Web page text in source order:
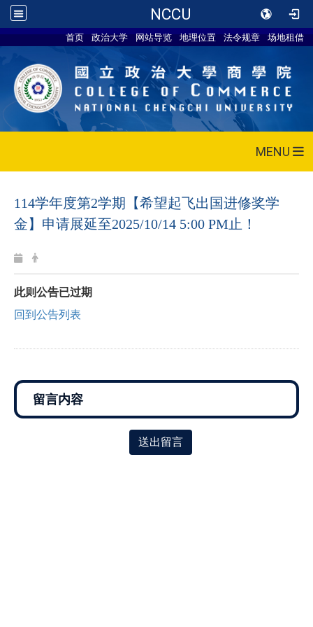
NCCU
首页 政治大学 网站导览 地理位置 法令规章 场地租借
MENU
114学年度第2学期【希望起飞出国进修奖学
金】申请展延至2025/10/14 5:00 PM止！
此则公告已过期
回到公告列表
送出留言